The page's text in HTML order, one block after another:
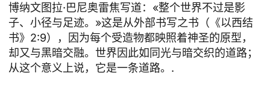
博纳文图拉·巴尼奥雷焦写道：«整个世界不过是影
子、小径与足迹。»这是从外部书写之书（《以西结
书》2:9），因为每个受造物都映照着神圣的原型，
却又与黑暗交融。世界因此如同光与暗交织的道路；
从这个意义上说，它是一条道路。.